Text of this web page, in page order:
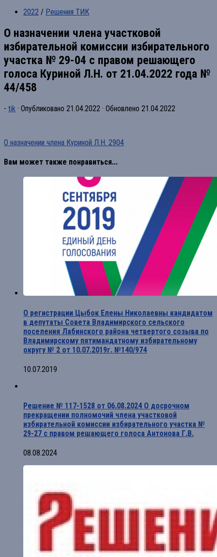
2022 / Решения ТИК
О назначении члена участковой
избирательной комиссии избирательного
участка № 29-04 с правом решающего
голоса Куриной Л.Н. от 21.04.2022 года №
44/458
- tik · Опубликовано 21.04.2022 · Обновлено 21.04.2022
О назначении члена Куриной Л.Н. 2904
Вам может также понравиться...
О регистрации Цыбок Елены Николаевны кандидатом
в депутаты Совета Владимирского сельского
поселения Лабинского района четвертого созыва по
Владимирскому пятимандатному избирательному
округу № 2 от 10.07.2019г. №140/974
10.07.2019
Решение № 117-1528 от 06.08.2024 О досрочном
прекращении полномочий члена участковой
избирательной комиссии избирательного участка №
29-27 с правом решающего голоса Антонова Г.В.
08.08.2024